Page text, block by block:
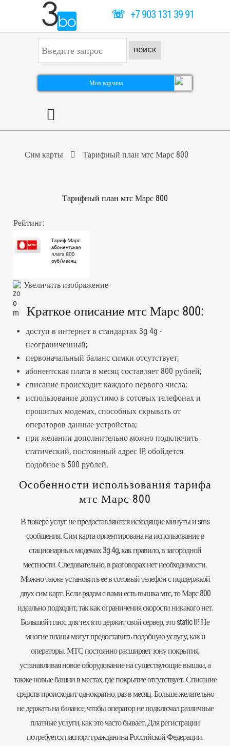
☏+7 903 131 39 91
к
а
ь
ПОИСК
Моя корзина
Сим карты Тарифный план мтс Марс 800
Тарифный план мтс Марс 800
Рейтинг:
Увеличить изображение
Краткое описание мтс Марс 800:
доступ в интернет в стандартах 3g 4g -
неограниченный;
первоначальный баланс симки отсутствует;
абонентская плата в месяц составляет 800 рублей;
списание происходит каждого первого числа;
использование допустимо в сотовых телефонах и
прошитых модемах, способных скрывать от
операторов данные устройства;
при желании дополнительно можно подключить
статический, постоянный адрес IP, обойдется
подобное в 500 рублей.
Особенности использования тарифа
мтс Марс 800
В покере услуг не предоставляются исходящие минуты и sms
сообщения. Сим карта ориентирована на использование в
стационарных модемах 3g 4g, как правило, в загородной
местности. Следовательно, в разговорах нет необходимости.
Можно также установить ее в сотовый телефон с поддержкой
двух сим карт. Если рядом с вами есть вышка мтс, то Марс 800
идеально подходит, так как ограничения скорости никакого нет.
Большой плюс для тех кто держит свой сервер, это static IP. Не
многие планы могут предоставить подобную услугу, как и
операторы. МТС постоянно расширяет зону покрытия,
устанавливая новое оборудование на существующие вышки, а
также новые башни в местах, где покрытие отсутствует. Списание
средств происходит однократно, раз в месяц. Больше желательно
не держать на балансе, чтобы оператор не подключал различные
платные услуги, как это часто бывает. Для регистрации
потребуется паспорт гражданина Российской Федерации.